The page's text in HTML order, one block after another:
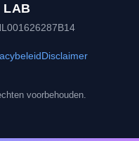
Disclaimer
voorbehouden.